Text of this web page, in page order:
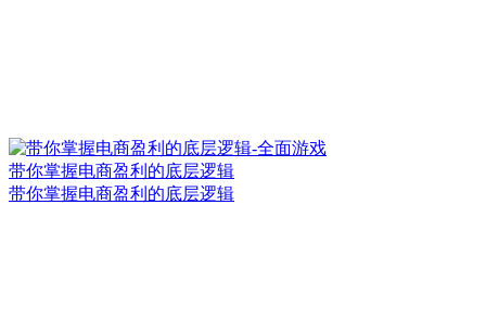
带你掌握电商盈利的底层逻辑
带你掌握电商盈利的底层逻辑